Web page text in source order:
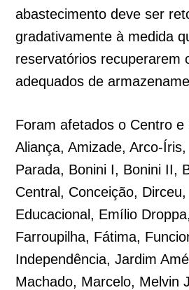
abastecimento deve ser
gradativamente à medida
reservatórios recuperarem
adequados de
Foram afetados o Centro e
Aliança, Amizade, Arco-
Parada, Bonini I, Bonini II,
Central, Conceição, Dirceu,
Educacional, Emílio
Farroupilha, Fátima,
Independência, Jardim
Machado, Marcelo, Melvin